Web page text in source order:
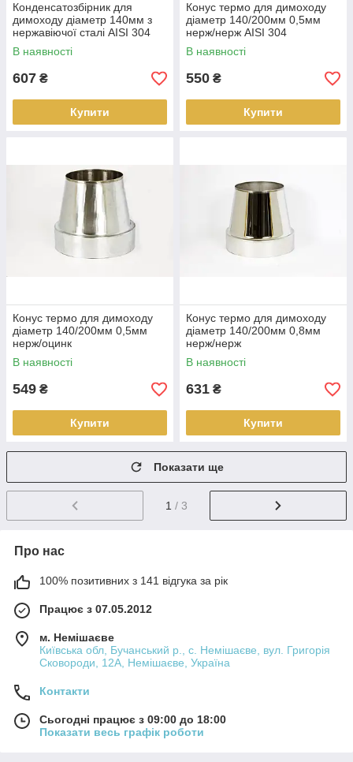
Конденсатозбірник для
димоходу діаметр 140мм з
нержавіючої сталі AISI 304
В наявності
607 ₴
Купити
Конус термо для димоходу
діаметр 140/200мм 0,5мм
нерж/нерж AISI 304
В наявності
550 ₴
Купити
Конус термо для димоходу
діаметр 140/200мм 0,5мм
нерж/оцинк
В наявності
549 ₴
Купити
Конус термо для димоходу
діаметр 140/200мм 0,8мм
нерж/нерж
В наявності
631 ₴
Купити
Показати ще
1 / 3
Про нас
100% позитивних з 141 відгука за рік
Працює з 07.05.2012
м. Немішаєве
Київська обл, Бучанський р., с. Немішаєве, вул. Григорія
Сковороди, 12А, Немішаєве, Україна
Контакти
Сьогодні працює з 09:00 до 18:00
Показати весь графік роботи